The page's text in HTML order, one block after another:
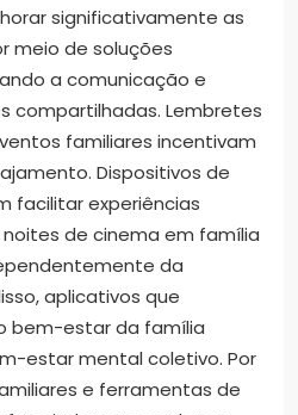
significativamente as
meio de soluções
a comunicação e
compartilhadas. Lembretes
familiares incentivam
Dispositivos de
facilitar experiências
de cinema em família
da
aplicativos que
bem-estar da família
estar mental coletivo. Por
e ferramentas de